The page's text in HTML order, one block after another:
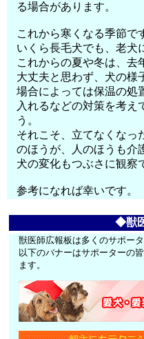
る場合があります。
これから寒くなる季節で
いくら長毛犬でも、老犬
これからの夏や冬は、去
大丈夫と思わず、犬の様
場合によっては保温の処
入れるなどの対策を考え
う。
それこそ、立てなくなっ
のほうが、人のほうも介
犬の変化もつぶさに観察
参考になれば幸いです。
◆獣
獣医師広報板は多くのサポー
以下のバナーはサポーターの
ます。